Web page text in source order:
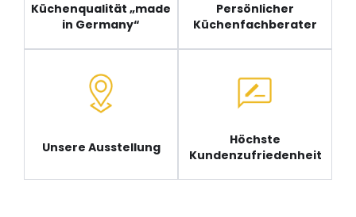
Küchenqualität „made
in Germany“
Persönlicher
Küchenfachberater
Unsere Ausstellung
Höchste
Kundenzufriedenheit